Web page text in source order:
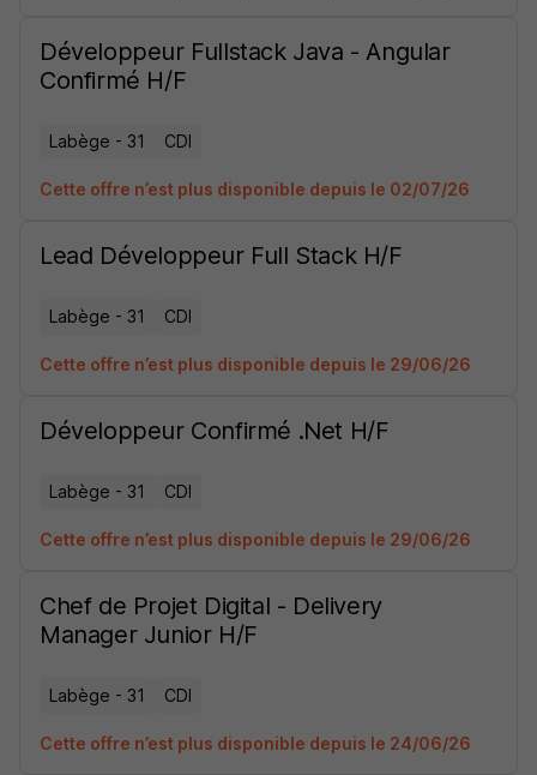
Développeur Fullstack Java - Angular
Confirmé H/F
Labège - 31 CDI
Cette offre n’est plus disponible depuis le 02/07/26
Lead Développeur Full Stack H/F
Labège - 31 CDI
Cette offre n’est plus disponible depuis le 29/06/26
Développeur Confirmé .Net H/F
Labège - 31 CDI
Cette offre n’est plus disponible depuis le 29/06/26
Chef de Projet Digital - Delivery
Manager Junior H/F
Labège - 31 CDI
Cette offre n’est plus disponible depuis le 24/06/26